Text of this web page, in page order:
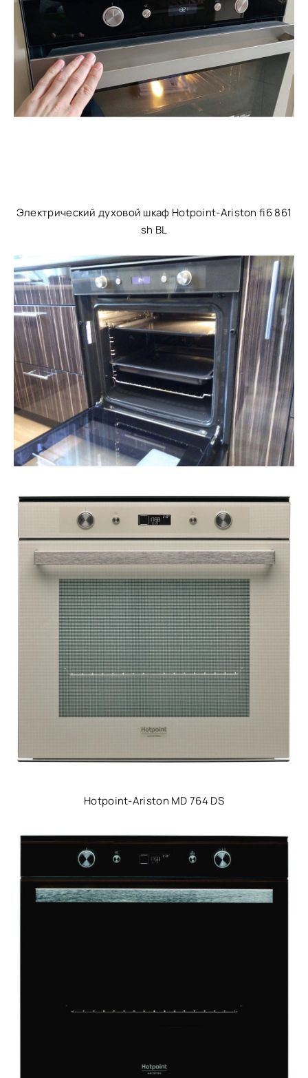
Электрический духовой шкаф Hotpoint-Ariston fi6 861
sh BL
Hotpoint-Ariston MD 764 DS